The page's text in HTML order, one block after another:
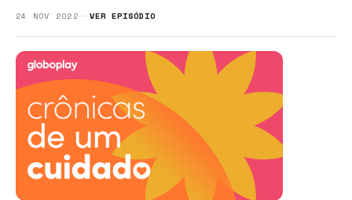
24 NOV 2022 VER EPISÓDIO